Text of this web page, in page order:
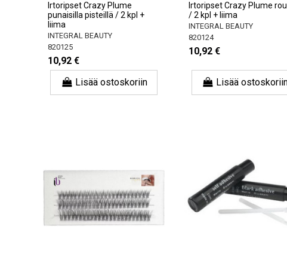
Irtoripset Crazy Plume
punaisilla pisteillä / 2 kpl +
liima
INTEGRAL BEAUTY
820125
10,92 €
Lisää ostoskoriin
Irtoripset Crazy Plume
/ 2 kpl + liima
INTEGRAL BEAUTY
820124
10,92 €
Lisää